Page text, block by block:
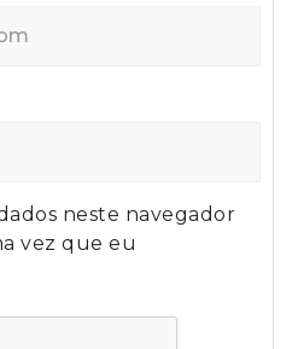
neste navegador
vez que eu